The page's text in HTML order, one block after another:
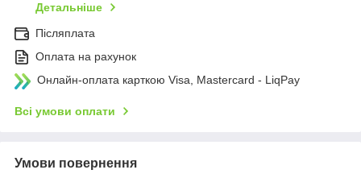
Детальніше
Післяплата
Оплата на рахунок
Онлайн-оплата карткою Visa, Mastercard - LiqPay
Всі умови оплати
Умови повернення